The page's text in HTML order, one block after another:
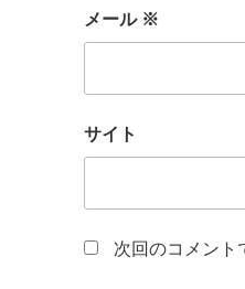
メール ※
サイト
次回のコメント